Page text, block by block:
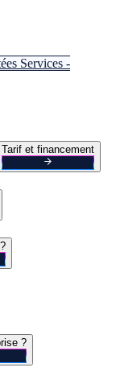
Services -
Tarif et financement
?